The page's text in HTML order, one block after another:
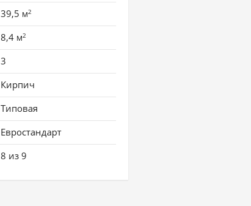
39,5 м2
8,4 м2
3
Кирпич
Типовая
Евростандарт
8 из 9